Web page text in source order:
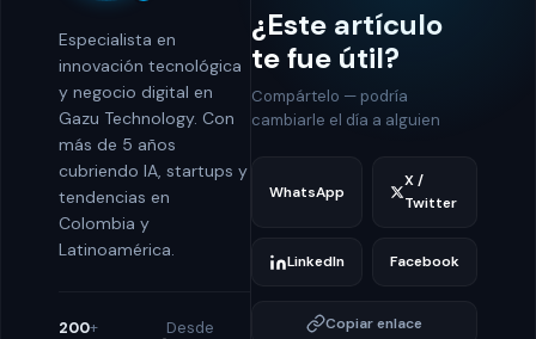
Especialista en
innovación tecnológica
y negocio digital en
Gazu Technology. Con
más de 5 años
cubriendo IA, startups y
tendencias en
Colombia y
Latinoamérica.
200+
Desde
¿Este artículo
te fue útil?
Compártelo — podría
cambiarle el día a alguien
WhatsApp
X /
Twitter
LinkedIn Facebook
Copiar enlace